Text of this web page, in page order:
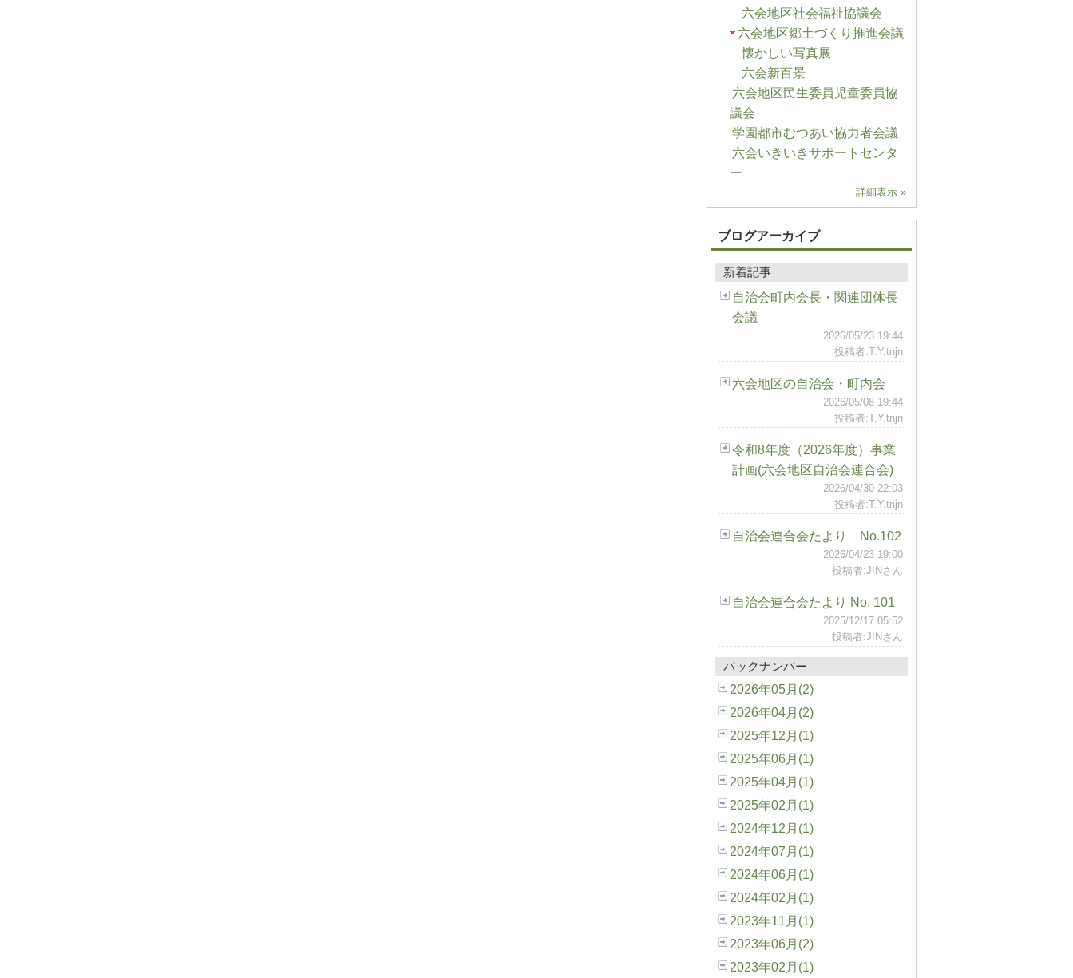
六会地区社会福祉協議会
六会地区郷土づくり推進会議
懐かしい写真展
六会新百景
六会地区民生委員児童委員協
議会
学園都市むつあい協力者会議
六会いきいきサポートセンタ
ー
詳細表示 »
ブログアーカイブ
新着記事
自治会町内会長・関連団体長
会議
2026/05/23 19:44
投稿者:T.Y.tnjn
六会地区の自治会・町内会
2026/05/08 19:44
投稿者:T.Y.tnjn
令和8年度（2026年度）事業
計画(六会地区自治会連合会)
2026/04/30 22:03
投稿者:T.Y.tnjn
自治会連合会たより No.102
2026/04/23 19:00
投稿者:JINさん
自治会連合会たより No. 101
2025/12/17 05:52
投稿者:JINさん
バックナンバー
2026年05月(2)
2026年04月(2)
2025年12月(1)
2025年06月(1)
2025年04月(1)
2025年02月(1)
2024年12月(1)
2024年07月(1)
2024年06月(1)
2024年02月(1)
2023年11月(1)
2023年06月(2)
2023年02月(1)